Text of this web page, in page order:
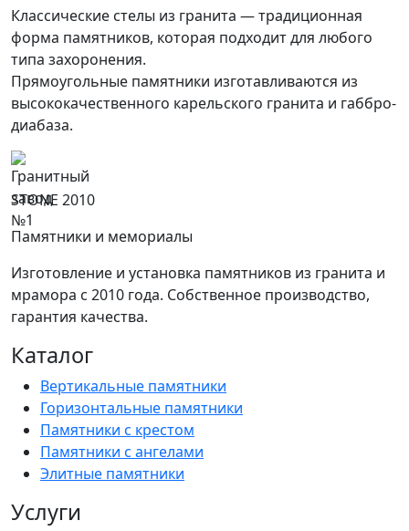
Классические стелы из гранита — традиционная
форма памятников, которая подходит для любого
типа захоронения.
Прямоугольные памятники изготавливаются из
высококачественного карельского гранита и габбро-
диабаза.
STONE 2010
Памятники и мемориалы
Изготовление и установка памятников из гранита и
мрамора с 2010 года. Собственное производство,
гарантия качества.
Каталог
Вертикальные памятники
Горизонтальные памятники
Памятники с крестом
Памятники с ангелами
Элитные памятники
Услуги